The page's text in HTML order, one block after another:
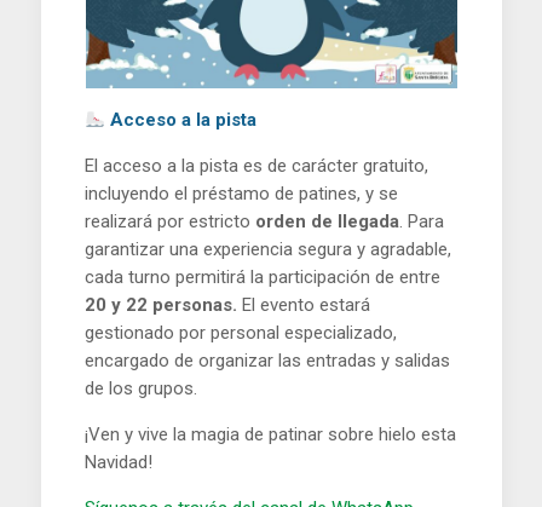
Acceso a la pista
El acceso a la pista es de carácter gratuito,
incluyendo el préstamo de patines, y se
realizará por estricto orden de llegada. Para
garantizar una experiencia segura y agradable,
cada turno permitirá la participación de entre
20 y 22 personas. El evento estará
gestionado por personal especializado,
encargado de organizar las entradas y salidas
de los grupos.
¡Ven y vive la magia de patinar sobre hielo esta
Navidad!